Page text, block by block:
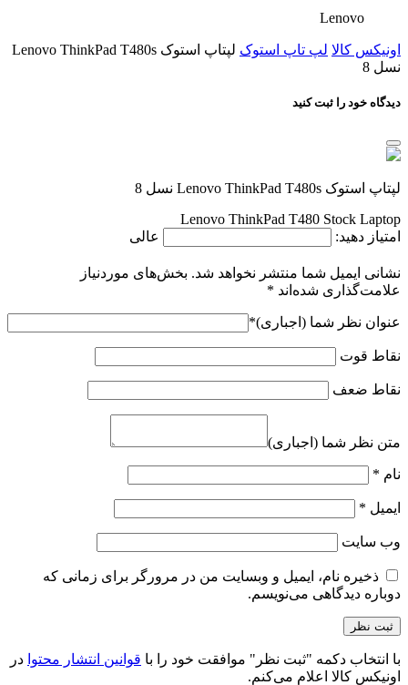
Lenovo
اونیکس کالا لپ تاپ استوک
لپتاپ استوک Lenovo ThinkPad T480s
نسل 8
دیدگاه خود را ثبت کنید
لپتاپ استوک Lenovo ThinkPad T480s نسل 8
Lenovo ThinkPad T480 Stock Laptop
امتیاز دهید:
عالی
نشانی ایمیل شما منتشر نخواهد شد. بخش‌های موردنیاز
علامت‌گذاری شده‌اند *
عنوان نظر شما (اجباری)*
نقاط قوت
نقاط ضعف
متن نظر شما (اجباری)
نام *
ایمیل *
وب‌ سایت
ذخیره نام، ایمیل و وبسایت من در مرورگر برای زمانی که
دوباره دیدگاهی می‌نویسم.
با انتخاب دکمه "ثبت نظر" موافقت خود را با قوانین انتشار محتوا در
اونیکس کالا اعلام می‌کنم.